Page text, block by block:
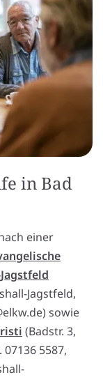
in Bad
einer
Jagstfeld,
sowie
(Badstr. 3,
5587,